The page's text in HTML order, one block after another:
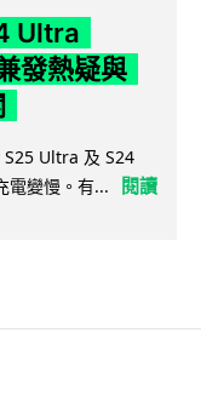
Ultra
發熱疑與
Ultra 及 S24
電變慢。有...
閱讀